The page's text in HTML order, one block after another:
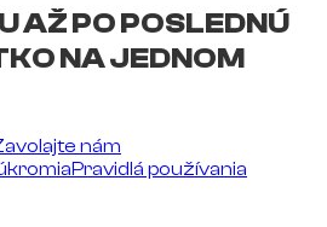
AŽ PO POSLEDNÚ
NA JEDNOM
nám
Pravidlá používania